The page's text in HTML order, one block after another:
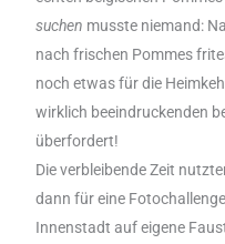
suchen musste niemand:
nach frischen Pommes
noch etwas für die
wirklich beeindruckenden
überfordert!
Die verbleibende Zeit
dann für eine
Innenstadt auf eigene